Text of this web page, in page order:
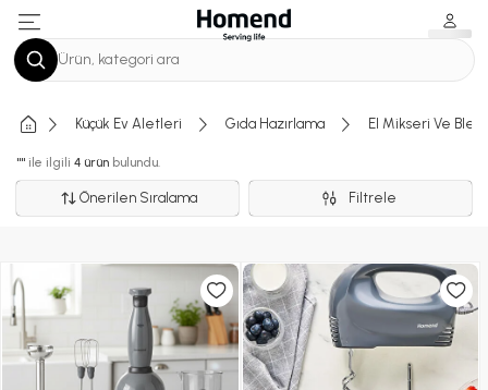
Ürün, kategori ara
Küçük Ev Aletleri Gıda Hazırlama El Mikseri Ve
"" ile ilgili 4 ürün bulundu.
Önerilen Sıralama Filtrele